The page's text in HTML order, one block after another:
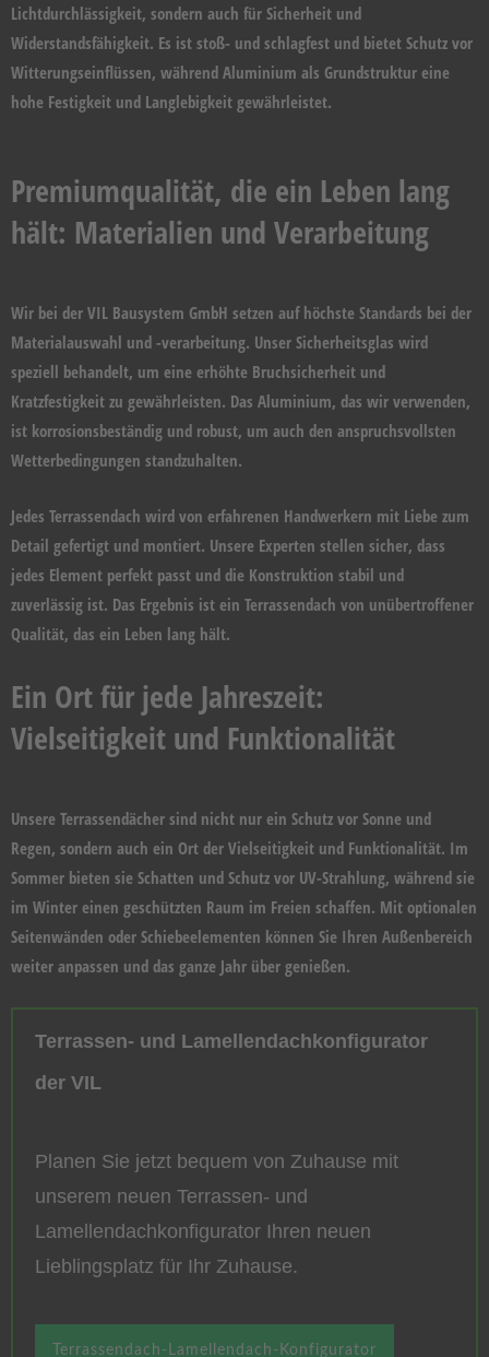
Lichtdurchlässigkeit, sondern auch für Sicherheit und
Widerstandsfähigkeit. Es ist stoß- und schlagfest und bietet Schutz vor
Witterungseinflüssen, während Aluminium als Grundstruktur eine
hohe Festigkeit und Langlebigkeit gewährleistet.
Premiumqualität, die ein Leben lang
hält: Materialien und Verarbeitung
Wir bei der VIL Bausystem GmbH setzen auf höchste Standards bei der
Materialauswahl und -verarbeitung. Unser Sicherheitsglas wird
speziell behandelt, um eine erhöhte Bruchsicherheit und
Kratzfestigkeit zu gewährleisten. Das Aluminium, das wir verwenden,
ist korrosionsbeständig und robust, um auch den anspruchsvollsten
Wetterbedingungen standzuhalten.
Jedes Terrassendach wird von erfahrenen Handwerkern mit Liebe zum
Detail gefertigt und montiert. Unsere Experten stellen sicher, dass
jedes Element perfekt passt und die Konstruktion stabil und
zuverlässig ist. Das Ergebnis ist ein Terrassendach von unübertroffener
Qualität, das ein Leben lang hält.
Ein Ort für jede Jahreszeit:
Vielseitigkeit und Funktionalität
Unsere Terrassendächer sind nicht nur ein Schutz vor Sonne und
Regen, sondern auch ein Ort der Vielseitigkeit und Funktionalität. Im
Sommer bieten sie Schatten und Schutz vor UV-Strahlung, während sie
im Winter einen geschützten Raum im Freien schaffen. Mit optionalen
Seitenwänden oder Schiebeelementen können Sie Ihren Außenbereich
weiter anpassen und das ganze Jahr über genießen.
Terrassen- und Lamellendachkonfigurator
der VIL
Planen Sie jetzt bequem von Zuhause mit
unserem neuen Terrassen- und
Lamellendachkonfigurator Ihren neuen
Lieblingsplatz für Ihr Zuhause.
Terrassendach-Lamellendach-Konfigurator